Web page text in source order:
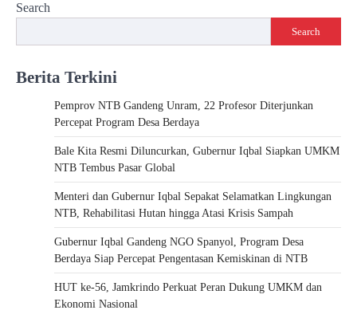
Search
Search
Berita Terkini
Pemprov NTB Gandeng Unram, 22 Profesor Diterjunkan
Percepat Program Desa Berdaya
Bale Kita Resmi Diluncurkan, Gubernur Iqbal Siapkan UMKM
NTB Tembus Pasar Global
Menteri dan Gubernur Iqbal Sepakat Selamatkan Lingkungan
NTB, Rehabilitasi Hutan hingga Atasi Krisis Sampah
Gubernur Iqbal Gandeng NGO Spanyol, Program Desa
Berdaya Siap Percepat Pengentasan Kemiskinan di NTB
HUT ke-56, Jamkrindo Perkuat Peran Dukung UMKM dan
Ekonomi Nasional